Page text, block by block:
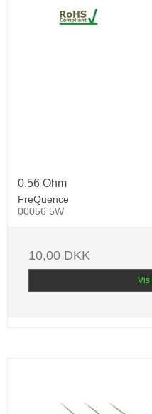
0.56 Ohm
FreQuence
00056 5W
10,00 DKK
Vis